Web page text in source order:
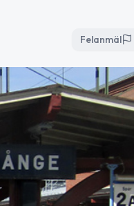
Felanmäl